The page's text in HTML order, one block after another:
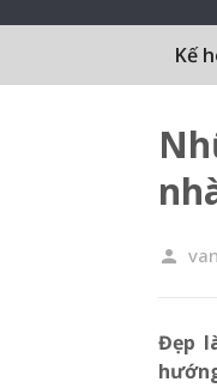
Kế
person
Đẹp